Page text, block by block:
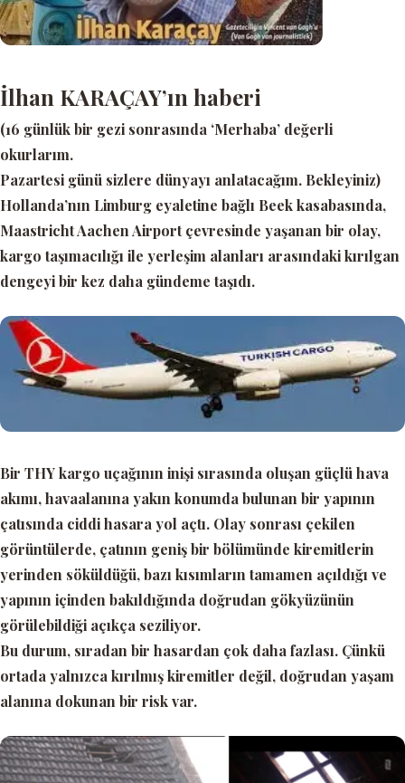
İlhan KARAÇAY’ın haberi
(16 günlük bir gezi sonrasında ‘Merhaba’ değerli
okurlarım.
Pazartesi günü sizlere dünyayı anlatacağım. Bekleyiniz)
Hollanda’nın Limburg eyaletine bağlı Beek kasabasında,
Maastricht Aachen Airport çevresinde yaşanan bir olay,
kargo taşımacılığı ile yerleşim alanları arasındaki kırılgan
dengeyi bir kez daha gündeme taşıdı.
Bir THY kargo uçağının inişi sırasında oluşan güçlü hava
akımı, havaalanına yakın konumda bulunan bir yapının
çatısında ciddi hasara yol açtı. Olay sonrası çekilen
görüntülerde, çatının geniş bir bölümünde kiremitlerin
yerinden söküldüğü, bazı kısımların tamamen açıldığı ve
yapının içinden bakıldığında doğrudan gökyüzünün
görülebildiği açıkça seziliyor.
Bu durum, sıradan bir hasardan çok daha fazlası. Çünkü
ortada yalnızca kırılmış kiremitler değil, doğrudan yaşam
alanına dokunan bir risk var.